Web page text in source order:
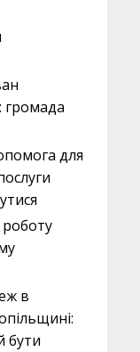
громада
для
в
бути